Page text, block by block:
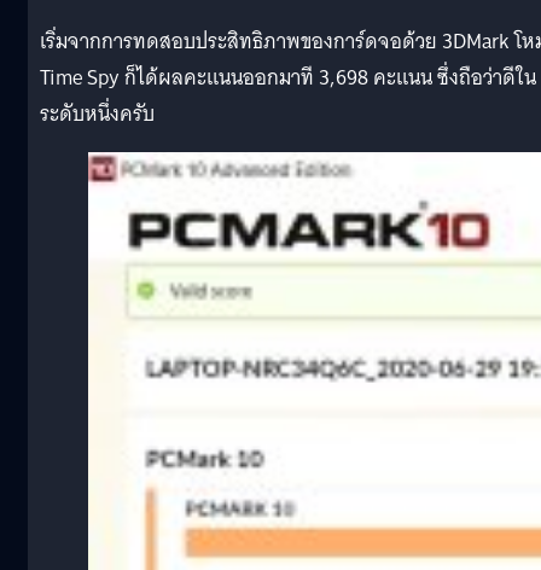
เริ่มจากการทดสอบประสิทธิภาพของการ์ดจอด้วย 3DMark โ
Time Spy ก็ได้ผลคะแนนออกมาที 3,698 คะแนน ซึ่งถือว่าดีใน
ระดับหนึ่งครับ